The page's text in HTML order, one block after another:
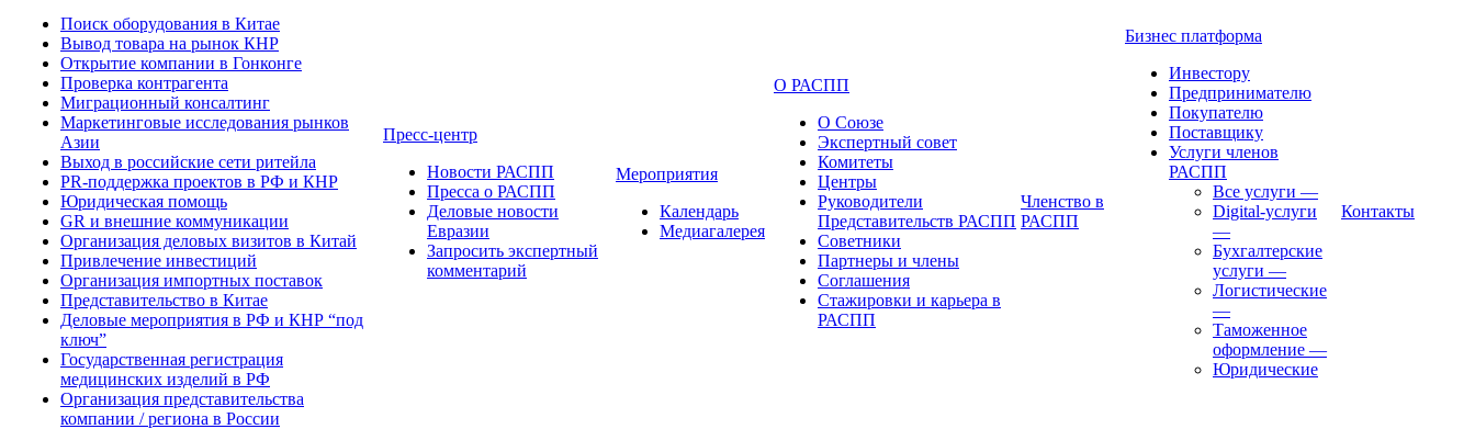
Поиск оборудования в Китае
Вывод товара на рынок КНР
Открытие компании в Гонконге
Проверка контрагента
Миграционный консалтинг
Маркетинговые исследования рынков
Азии
Выход в российские сети ритейла
PR-поддержка проектов в РФ и КНР
Юридическая помощь
GR и внешние коммуникации
Организация деловых визитов в Китай
Привлечение инвестиций
Организация импортных поставок
Представительство в Китае
Деловые мероприятия в РФ и КНР “под
ключ”
Государственная регистрация
медицинских изделий в РФ
Организация представительства
компании / региона в России
Пресс-центр
Новости РАСПП
Пресса о РАСПП
Деловые новости
Евразии
Запросить экспертный
комментарий
Мероприятия
Календарь
Медиагалерея
О РАСПП
О Союзе
Экспертный совет
Комитеты
Центры
Руководители
Представительств РАСПП
Советники
Партнеры и члены
Соглашения
Стажировки и карьера в
РАСПП
Членство в
РАСПП
Бизнес платформа
Инвестору
Предпринимателю
Покупателю
Поставщику
Услуги членов
РАСПП
Все услуги —
Digital-услуги
—
Бухгалтерские
услуги —
Логистические
—
Таможенное
оформление —
Юридические
Контакты